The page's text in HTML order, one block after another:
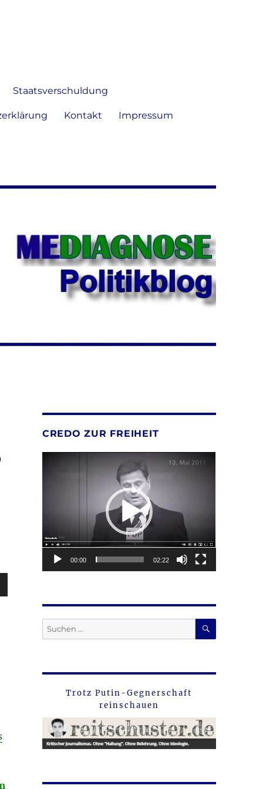
Staatsverschuldung
Kontakt Impressum
CREDO ZUR FREIHEIT
00:00 02:22
Suche
nach:
SUCHEN
Trotz Putin-Gegnerschaft
reinschauen